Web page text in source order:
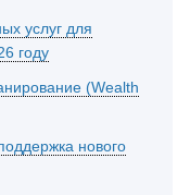
услуг для
году
(Wealth
нового